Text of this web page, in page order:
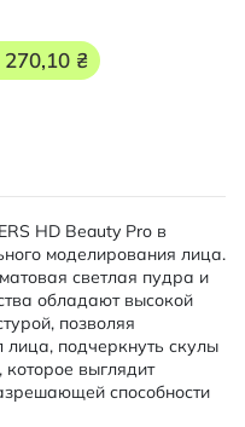
270,10 ₴
HD Beauty Pro в
моделирования лица.
светлая пудра и
обладают высокой
позволяя
лица, подчеркнуть скулы
выглядит
способности